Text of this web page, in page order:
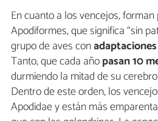
En cuanto a los vencejos,
Apodiformes, que significa “sin
grupo de aves con
Tanto, que cada añopasan 10
durmiendo la mitad de su
Dentro de este orden, los
Apodidae y están más